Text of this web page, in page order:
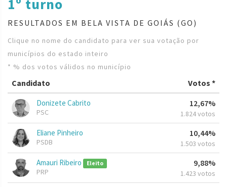
1º turno
RESULTADOS EM BELA VISTA DE GOIÁS (GO)
Clique no nome do candidato para ver sua votação por
municípios do estado inteiro
* % dos votos válidos no município
Candidato Votos *
Donizete Cabrito
PSC
12,67%
1.824 votos
Eliane Pinheiro
PSDB
10,44%
1.503 votos
Amauri Ribeiro Eleito
PRP
9,88%
1.423 votos